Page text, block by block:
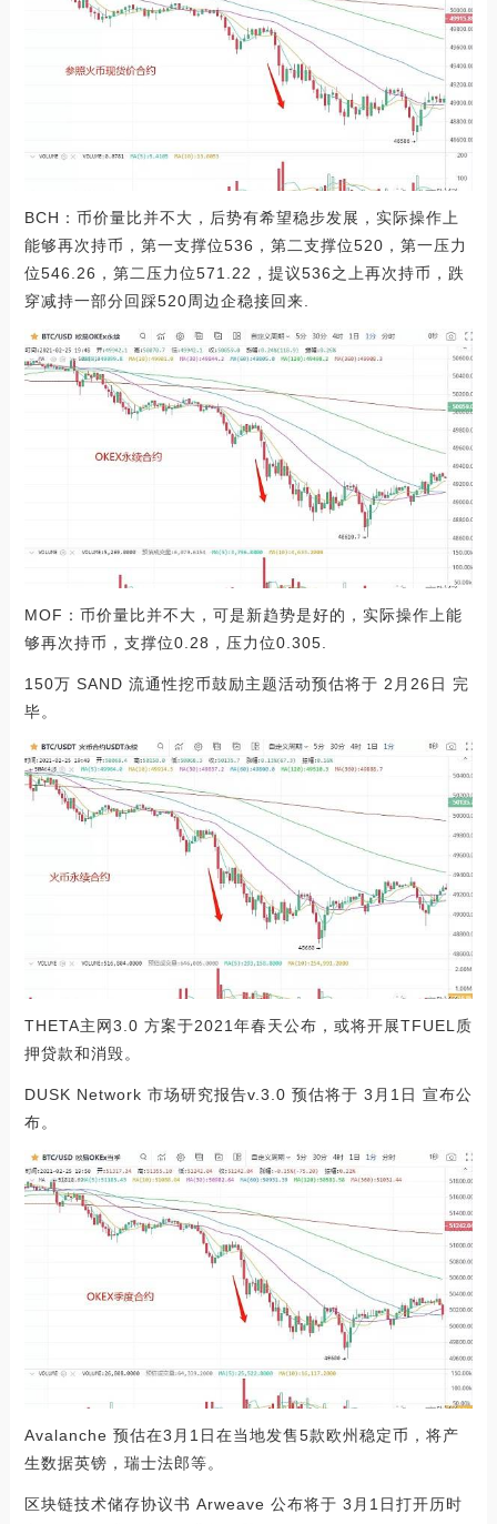
BCH：币价量比并不大，后势有希望稳步发展，实际操作上
能够再次持币，第一支撑位536，第二支撑位520，第一压力
位546.26，第二压力位571.22，提议536之上再次持币，跌
穿减持一部分回踩520周边企稳接回来.
MOF：币价量比并不大，可是新趋势是好的，实际操作上能
够再次持币，支撑位0.28，压力位0.305.
150万 SAND 流通性挖币鼓励主题活动预估将于 2月26日 完
毕。
THETA主网3.0 方案于2021年春天公布，或将开展TFUEL质
押贷款和消毁。
DUSK Network 市场研究报告v.3.0 预估将于 3月1日 宣布公
布。
Avalanche 预估在3月1日在当地发售5款欧州稳定币，将产
生数据英镑，瑞士法郎等。
区块链技术储存协议书 Arweave 公布将于 3月1日打开历时